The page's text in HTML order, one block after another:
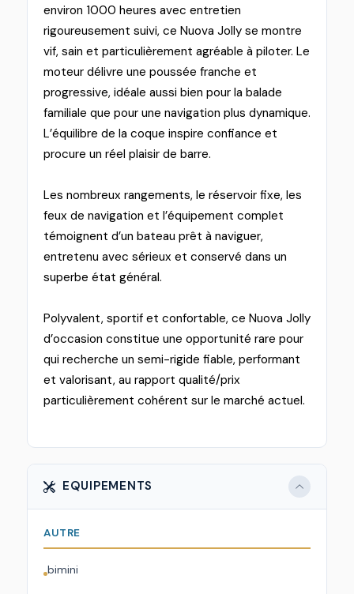
environ 1000 heures avec entretien
rigoureusement suivi, ce Nuova Jolly se montre
vif, sain et particulièrement agréable à piloter. Le
moteur délivre une poussée franche et
progressive, idéale aussi bien pour la balade
familiale que pour une navigation plus dynamique.
L’équilibre de la coque inspire confiance et
procure un réel plaisir de barre.
Les nombreux rangements, le réservoir fixe, les
feux de navigation et l’équipement complet
témoignent d’un bateau prêt à naviguer,
entretenu avec sérieux et conservé dans un
superbe état général.
Polyvalent, sportif et confortable, ce Nuova Jolly
d’occasion constitue une opportunité rare pour
qui recherche un semi-rigide fiable, performant
et valorisant, au rapport qualité/prix
particulièrement cohérent sur le marché actuel.
EQUIPEMENTS
AUTRE
bimini